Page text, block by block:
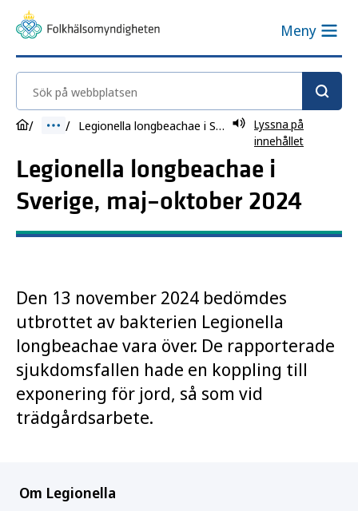
Meny
Sök på webbplatsen
Legionella longbeachae i Sverige, maj–oktober 2024
Lyssna på
innehållet
Legionella longbeachae i
Sverige, maj–oktober 2024
Den 13 november 2024 bedömdes
utbrottet av bakterien Legionella
longbeachae vara över. De rapporterade
sjukdomsfallen hade en koppling till
exponering för jord, så som vid
trädgårdsarbete.
Om Legionella